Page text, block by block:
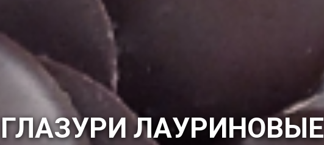
ГЛАЗУРИЛАУРИНОВЫЕ